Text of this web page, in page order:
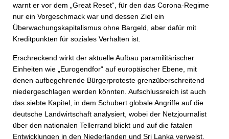
warnt er vor dem „Great Reset“, für den das Corona-Regime
nur ein Vorgeschmack war und dessen Ziel ein
Überwachungskapitalismus ohne Bargeld, aber dafür mit
Kreditpunkten für soziales Verhalten ist.
Erschreckend wirkt der aktuelle Aufbau paramilitärischer
Einheiten wie „Eurogendfor“ auf europäischer Ebene, mit
denen aufbegehrende Bürgerproteste grenzüberschreitend
niedergeschlagen werden könnten. Aufschlussreich ist auch
das siebte Kapitel, in dem Schubert globale Angriffe auf die
deutsche Landwirtschaft analysiert, wobei der Netzjournalist
über den nationalen Tellerrand blickt und auf die fatalen
Entwicklungen in den Niederlanden und Sri Lanka verweist.